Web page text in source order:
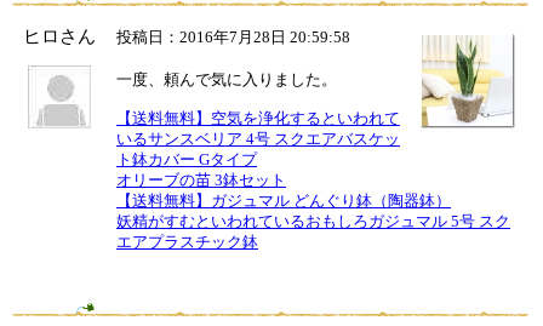
ヒロさん 投稿日：2016年7月28日 20:59:58
一度、頼んで気に入りました。
【送料無料】空気を浄化するといわれて
いるサンスベリア 4号 スクエアバスケッ
ト鉢カバー Gタイプ
オリーブの苗 3鉢セット
【送料無料】ガジュマル どんぐり鉢（陶器鉢）
妖精がすむといわれているおもしろガジュマル 5号 スク
エアプラスチック鉢